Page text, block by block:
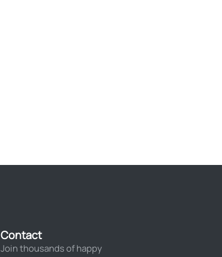
Contact
Join thousands of happy